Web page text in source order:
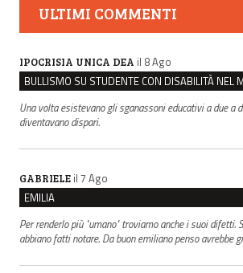
ULTIMI COMMENTI
IPOCRISIA UNICA DEA il 8 Ago
Una volta esistevano gli sganassoni educativi a due a
diventavano dispari.
GABRIELE il 7 Ago
EMILIA
Per renderlo più "umano" troviamo anche i suoi difetti.
abbiano fatti notare. Da buon emiliano penso avrebbe